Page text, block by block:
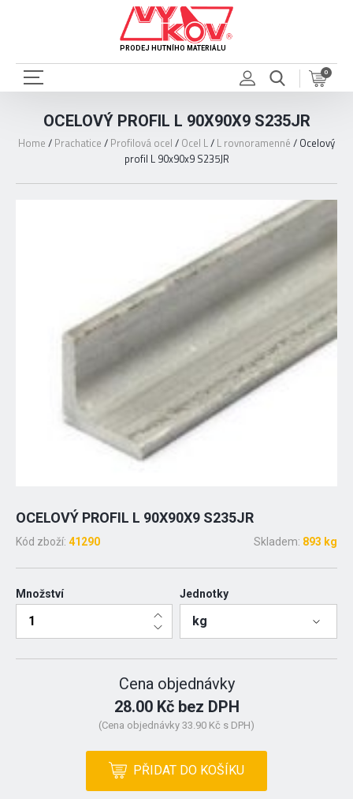
PRODEJ HUTNÍHO MATERIÁLU
0
OCELOVÝ PROFIL L 90X90X9 S235JR
Home / Prachatice / Profilová ocel / Ocel L/ L rovnoramenné / Ocelový
profil L 90x90x9 S235JR
OCELOVÝ PROFIL L 90X90X9 S235JR
Kód zboží: 41290 Skladem: 893 kg
Množství Jednotky
kg
Cena objednávky
28.00 Kč bez DPH
(Cena objednávky 33.90 Kč s DPH)
PŘIDAT DO KOŠÍKU